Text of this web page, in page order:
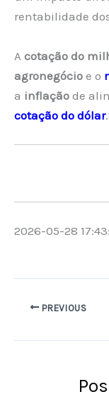
rentabilidade
A cotação do
agronegócio e o
a inflação de
cotação do dólar.
2026-05-28
PREVIOUS